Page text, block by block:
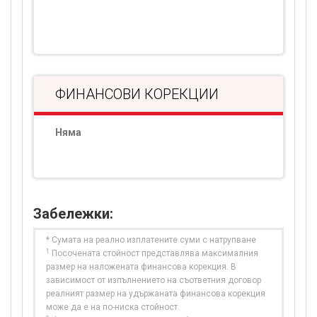
ФИНАНСОВИ КОРЕКЦИИ
Няма
Забележки:
* Сумата на реално изплатените суми с натрупване
1
Посочената стойност представлява максималния
размер на наложената финансова корекция. В
зависимост от изпълнението на съответния договор
реалният размер на удържаната финансова корекция
може да е на по-ниска стойност.